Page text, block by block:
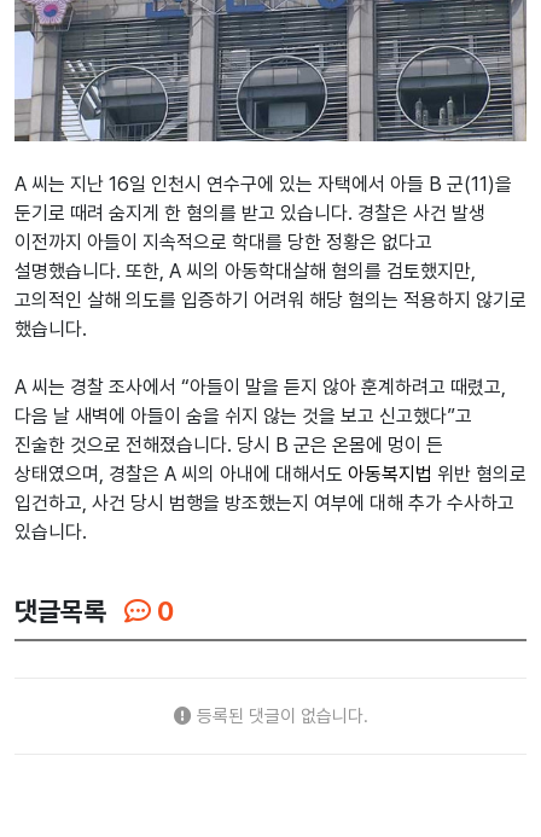
A 씨는 지난 16일 인천시 연수구에 있는 자택에서 아들 B 군(11)을
둔기로 때려 숨지게 한 혐의를 받고 있습니다. 경찰은 사건 발생
이전까지 아들이 지속적으로 학대를 당한 정황은 없다고
설명했습니다. 또한, A 씨의 아동학대살해 혐의를 검토했지만,
고의적인 살해 의도를 입증하기 어려워 해당 혐의는 적용하지 않기로
했습니다.
A 씨는 경찰 조사에서 “아들이 말을 듣지 않아 훈계하려고 때렸고,
다음 날 새벽에 아들이 숨을 쉬지 않는 것을 보고 신고했다”고
진술한 것으로 전해졌습니다. 당시 B 군은 온몸에 멍이 든
상태였으며, 경찰은 A 씨의 아내에 대해서도 아동복지법 위반 혐의로
입건하고, 사건 당시 범행을 방조했는지 여부에 대해 추가 수사하고
있습니다.
댓글목록 0
등록된 댓글이 없습니다.